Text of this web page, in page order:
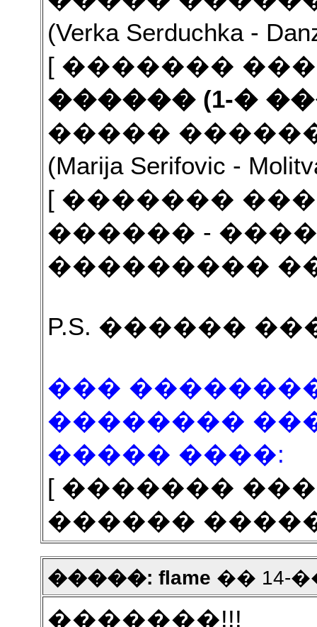
(Verka Serduchka -
[ �������
������ (1-�
�����
(Marija Serifovic -
[ �������
������ -
���������
P.S. ������ ���
���
��������
����� ����:
[ �������
������
�����: flame �� 14-
�������!!!